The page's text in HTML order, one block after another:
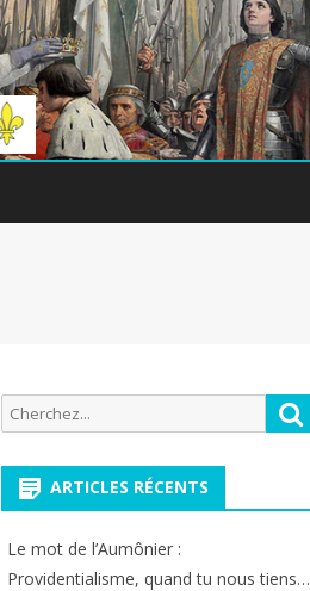
Recherche
pour:
ARTICLES RÉCENTS
Le mot de l’Aumônier :
Providentialisme, quand tu nous tiens…